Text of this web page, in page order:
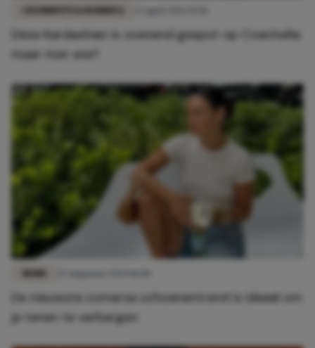
Déze Kardashian is zoenend gespot op Coachella:
maar met wie?
De nieuwste zomerse schoenentrend is ideaal om
je tenen te verbergen